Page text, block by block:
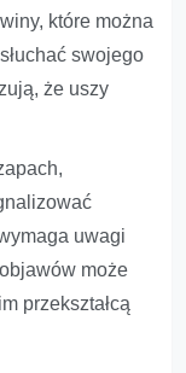
które można
swojego
że uszy
uwagi
może
przekształcą